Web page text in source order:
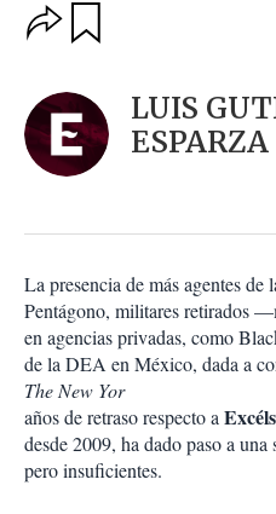
O
p
n
e
s
c
m
p
a
r
t
i
r
a
r
LUIS
ESPARZA
La presencia de más agentes
Pentágono, militares retirados
en agencias privadas, como
de la DEA en México, dada a
The New Yor k
años de retraso respecto a
desde 2009, ha dado paso a
pero insuficientes.